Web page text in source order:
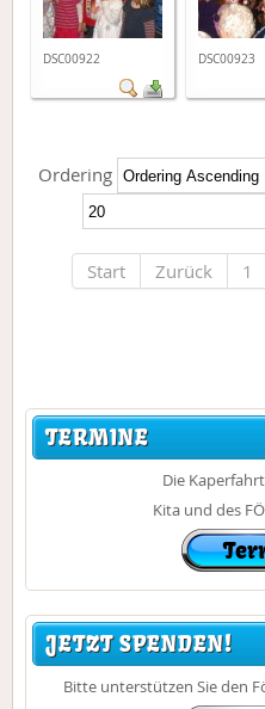
DSC00922 DSC00923
Ordering
Start Zurück 1
TERMINE
Die
Kita und des
JETZT SPENDEN!
Bitte unterstützen Sie den